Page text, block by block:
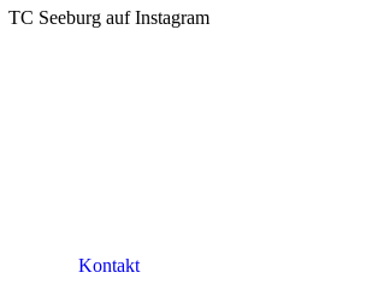
TC Seeburg auf Instagram
Kontakt